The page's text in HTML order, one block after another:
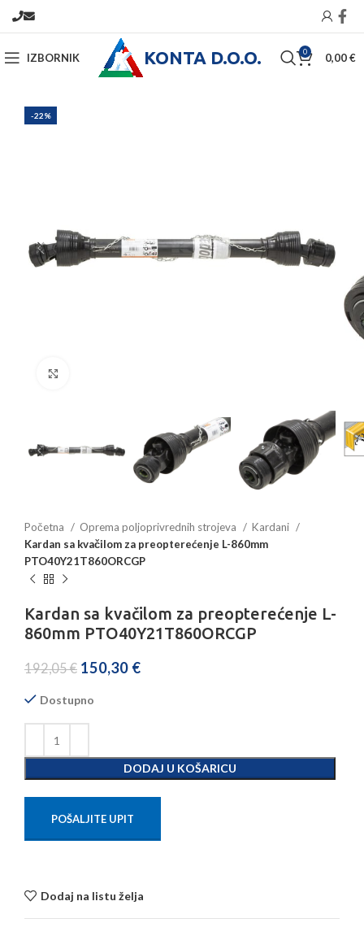
IZBORNIK KONTA D.O.O. 0 0,00€
-22%
Početna Oprema poljoprivrednih strojeva
Kardani
Kardan sa kvačilom za preopterećenje L-860mm
PTO40Y21T860ORCGP
Kardan sa kvačilom za preopterećenje L-
860mm PTO40Y21T860ORCGP
192,05€ 150,30 €
Dostupno
DODAJ U KOŠARICU
POŠALJITE UPIT
Dodaj na listu želja